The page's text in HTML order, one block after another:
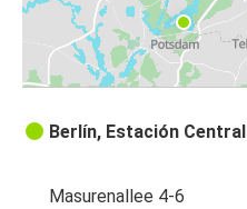
Berlín, Estación
Masurenallee 4-6